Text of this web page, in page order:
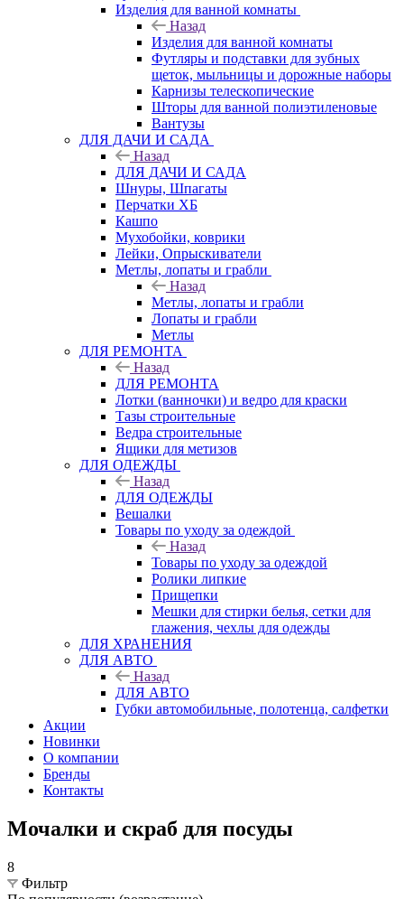
Изделия для ванной комнаты
Назад
Изделия для ванной комнаты
Футляры и подставки для зубных
щеток, мыльницы и дорожные наборы
Карнизы телескопические
Шторы для ванной полиэтиленовые
Вантузы
ДЛЯ ДАЧИ И САДА
Назад
ДЛЯ ДАЧИ И САДА
Шнуры, Шпагаты
Перчатки ХБ
Кашпо
Мухобойки, коврики
Лейки, Опрыскиватели
Метлы, лопаты и грабли
Назад
Метлы, лопаты и грабли
Лопаты и грабли
Метлы
ДЛЯ РЕМОНТА
Назад
ДЛЯ РЕМОНТА
Лотки (ванночки) и ведро для краски
Тазы строительные
Ведра строительные
Ящики для метизов
ДЛЯ ОДЕЖДЫ
Назад
ДЛЯ ОДЕЖДЫ
Вешалки
Товары по уходу за одеждой
Назад
Товары по уходу за одеждой
Ролики липкие
Прищепки
Мешки для стирки белья, сетки для
глажения, чехлы для одежды
ДЛЯ ХРАНЕНИЯ
ДЛЯ АВТО
Назад
ДЛЯ АВТО
Губки автомобильные, полотенца, салфетки
Акции
Новинки
О компании
Бренды
Контакты
Мочалки и скраб для посуды
8
Фильтр